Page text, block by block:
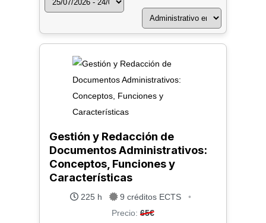
Gestión y Redacción de
Documentos Administrativos:
Conceptos, Funciones y
Características
225 h 9 créditos ECTS
•
Precio: 65€